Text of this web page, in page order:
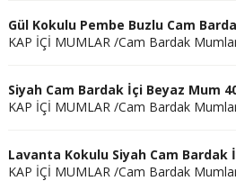
Gül Kokulu Pembe Buzlu Cam
KAP İÇİ MUMLAR /Cam Bardak
Siyah Cam Bardak İçi Beyaz Mum
KAP İÇİ MUMLAR /Cam Bardak
Lavanta Kokulu Siyah Cam Bardak
KAP İÇİ MUMLAR /Cam Bardak